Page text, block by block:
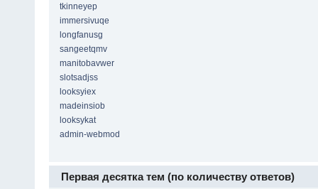
tkinneyep
immersivuqe
longfanusg
sangeetqmv
manitobavwer
slotsadjss
looksyiex
madeinsiob
looksykat
admin-webmod
Первая десятка тем (по количеству ответов)